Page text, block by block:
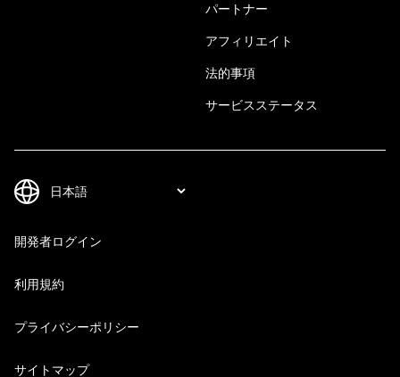
パートナー
アフィリエイト
法的事項
サービスステータス
開発者ログイン
利用規約
プライバシーポリシー
サイトマップ